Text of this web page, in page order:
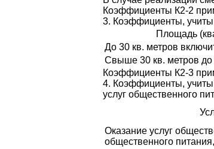
Коэффициенты К2-2
3. Коэффициенты,
Площадь
До 30 кв. метров
Свыше 30 кв. метров до
Коэффициенты К2-3
4. Коэффициенты,
услуг общественного
Оказание услуг
общественного